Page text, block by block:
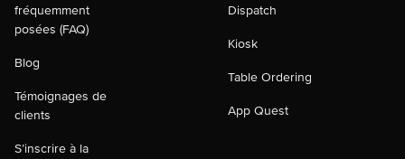
fréquemment
posées (FAQ)
Blog
Témoignages de
clients
S’inscrire à la
Dispatch
Kiosk
Table Ordering
App Quest